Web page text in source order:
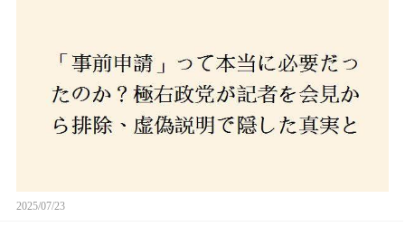
2025/07/23